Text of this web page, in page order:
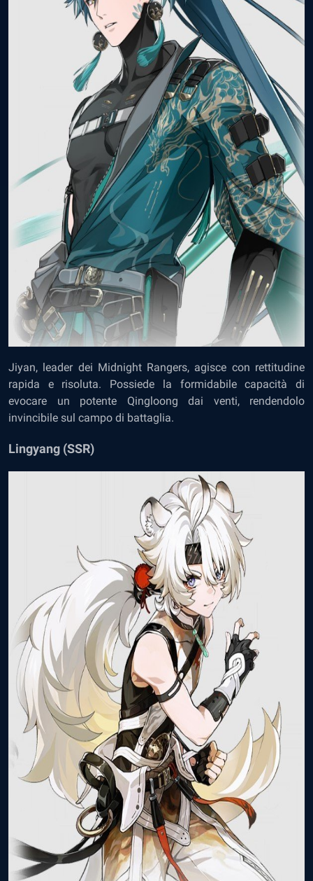
Jiyan, leader dei Midnight Rangers, agisce con rettitudine
rapida e risoluta. Possiede la formidabile capacità di
evocare un potente Qingloong dai venti, rendendolo
invincibile sul campo di battaglia.
Lingyang (SSR)